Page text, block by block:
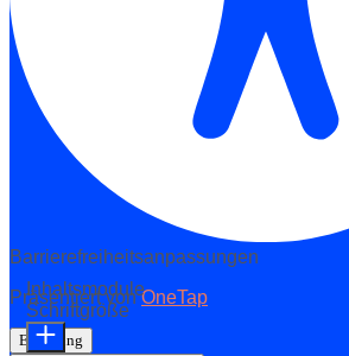
Barrierefreiheitsanpassungen
Präsentiert vonOneTap
Erklärung
Inhaltsmodule
Schriftgröße